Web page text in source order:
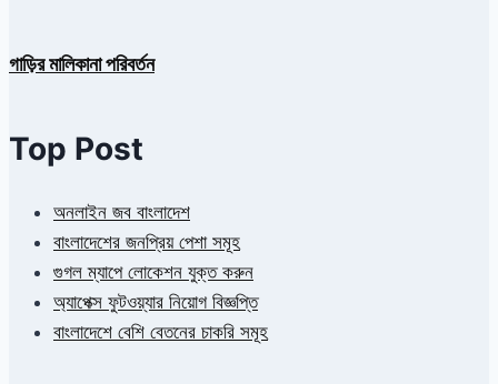
গাড়ির মালিকানা পরিবর্তন
Top Post
অনলাইন জব বাংলাদেশ
বাংলাদেশের জনপ্রিয় পেশা সমূহ
গুগল ম্যাপে লোকেশন যুক্ত করুন
অ্যাপেক্স ফুটওয়্যার নিয়োগ বিজ্ঞপ্তি
বাংলাদেশে বেশি বেতনের চাকরি সমূহ